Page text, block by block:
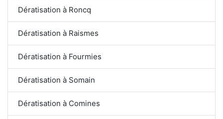
Dératisation à Roncq
Dératisation à Raismes
Dératisation à Fourmies
Dératisation à Somain
Dératisation à Comines